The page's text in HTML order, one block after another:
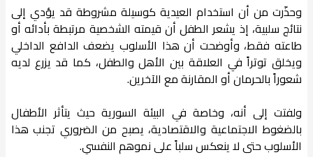
وحذّرت من أن استخدام العيدية كوسيلة مشروطة قد يؤدي إلى
نتائج سلبية، إذ يشعر الطفل أن قيمته الشخصية مرتبطة بأدائه أو
طاعته فقط، وأوضحت أن هذا الأسلوب يضعف الدافع الداخلي
ويخلق توتراً في العلاقة بين الأهل والطفل، كما قد يزرع لديه
شعوراً بالحرمان أو المقارنة مع الآخرين.
ولفتت إلى أنه، وخاصة في البيئة السورية حيث يتأثر الأطفال
بالضغوط الاجتماعية والاقتصادية، يصبح من الضروري تجنب هذا
الأسلوب حتى لا ينعكس سلباً على نموهم النفسي.